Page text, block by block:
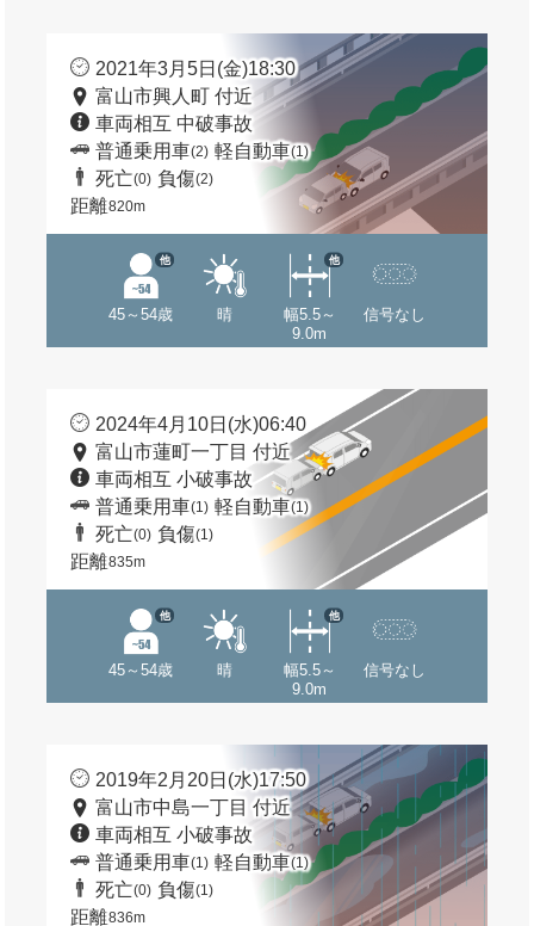
2021年3月5日(金)18:30
富山市興人町 付近
車両相互 中破事故
普通乗用車(2) 軽自動車(1)
死亡(0) 負傷(2)
距離820m
45～54歳
他
晴
幅5.5～
9.0m
他
信号なし
2024年4月10日(水)06:40
富山市蓮町一丁目 付近
車両相互 小破事故
普通乗用車(1) 軽自動車(1)
死亡(0) 負傷(1)
距離835m
45～54歳
他
晴
幅5.5～
9.0m
他
信号なし
2019年2月20日(水)17:50
富山市中島一丁目 付近
車両相互 小破事故
普通乗用車(1) 軽自動車(1)
死亡(0) 負傷(1)
距離836m